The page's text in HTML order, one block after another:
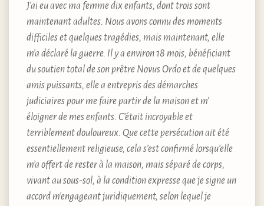
J’ai eu avec ma femme dix enfants, dont trois sont
maintenant adultes. Nous avons connu des moments
difficiles et quelques tragédies, mais maintenant, elle
m’a déclaré la guerre. Il y a environ 18 mois, bénéficiant
du soutien total de son prêtre Novus Ordo et de quelques
amis puissants, elle a entrepris des démarches
judiciaires pour me faire partir de la maison et m’
éloigner de mes enfants. C’était incroyable et
terriblement douloureux. Que cette persécution ait été
essentiellement religieuse, cela s’est confirmé lorsqu’elle
m’a offert de rester à la maison, mais séparé de corps,
vivant au sous-sol, à la condition expresse que je signe un
accord m’engageant juridiquement, selon lequel je